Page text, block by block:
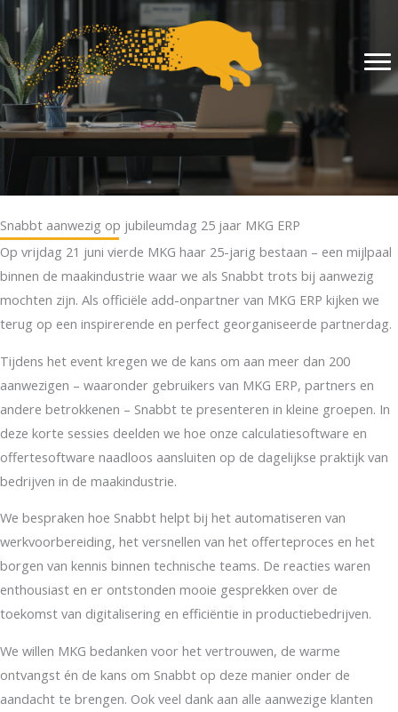
naar
de
inhoud
Snabbt aanwezig op jubileumdag 25 jaar MKG ERP
Op vrijdag 21 juni vierde MKG haar 25-jarig bestaan – een mijlpaal
binnen de maakindustrie waar we als Snabbt trots bij aanwezig
mochten zijn. Als officiële add-onpartner van MKG ERP kijken we
terug op een inspirerende en perfect georganiseerde partnerdag.
Tijdens het event kregen we de kans om aan meer dan 200
aanwezigen – waaronder gebruikers van MKG ERP, partners en
andere betrokkenen – Snabbt te presenteren in kleine groepen. In
deze korte sessies deelden we hoe onze calculatiesoftware en
offertesoftware naadloos aansluiten op de dagelijkse praktijk van
bedrijven in de maakindustrie.
We bespraken hoe Snabbt helpt bij het automatiseren van
werkvoorbereiding, het versnellen van het offerteproces en het
borgen van kennis binnen technische teams. De reacties waren
enthousiast en er ontstonden mooie gesprekken over de
toekomst van digitalisering en efficiëntie in productiebedrijven.
We willen MKG bedanken voor het vertrouwen, de warme
ontvangst én de kans om Snabbt op deze manier onder de
aandacht te brengen. Ook veel dank aan alle aanwezige klanten